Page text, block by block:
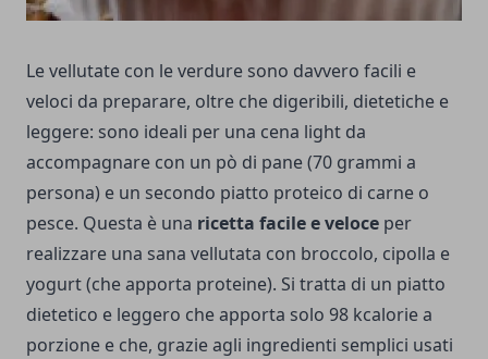
Le vellutate con le verdure sono davvero facili e
veloci da preparare, oltre che digeribili, dietetiche e
leggere: sono ideali per una cena light da
accompagnare con un pò di pane (70 grammi a
persona) e un secondo piatto proteico di carne o
pesce. Questa è una ricetta facile e veloce per
realizzare una sana vellutata con broccolo, cipolla e
yogurt (che apporta proteine). Si tratta di un piatto
dietetico e leggero che apporta solo 98 kcalorie a
porzione e che, grazie agli ingredienti semplici usati